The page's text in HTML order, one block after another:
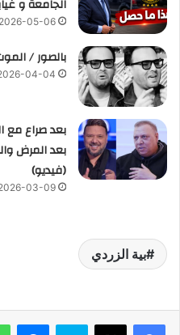
الجامعة و
2026-05-06
بالصور /
04-04
بعد صراع مع
بعد المرض
(فيديو)
03-09
بية الزردي
فيسبوك سكايب